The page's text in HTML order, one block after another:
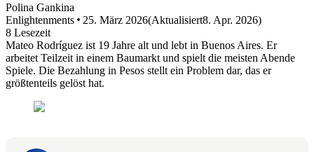
Polina Gankina
Enlightenments
25. März 2026(Aktualisiert8. Apr. 2026)
8 Lesezeit
Mateo Rodríguez ist 19 Jahre alt und lebt in Buenos Aires. Er
arbeitet Teilzeit in einem Baumarkt und spielt die meisten Abende
Spiele. Die Bezahlung in Pesos stellt ein Problem dar, das er
größtenteils gelöst hat.